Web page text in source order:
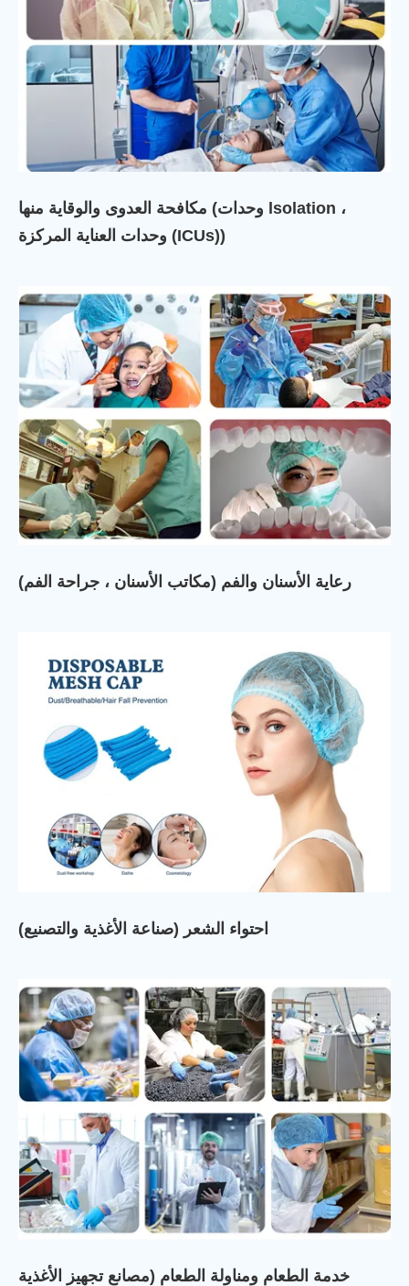
مكافحة العدوى والوقاية منها (وحدات lsolation ،
وحدات العناية المركزة (ICUs))
رعاية الأسنان والفم (مكاتب الأسنان ، جراحة الفم)
احتواء الشعر (صناعة الأغذية والتصنيع)
خدمة الطعام ومناولة الطعام (مصانع تجهيز الأغذية